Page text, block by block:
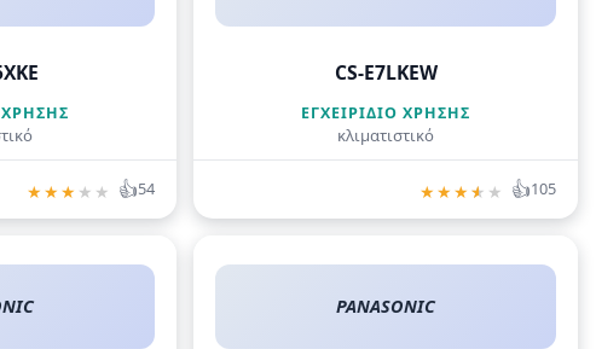
ΧΡΉΣΗΣ
★★★ ★ ★ 👍54
CS-E7LKEW
ΕΓΧΕΙΡΊΔΙΟ ΧΡΉΣΗΣ
κλιματιστικό
★★★★ ★ 👍105
PANASONIC